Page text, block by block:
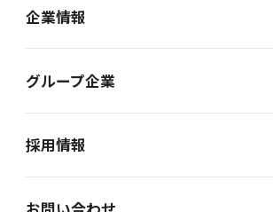
企業情報
グループ企業
採用情報